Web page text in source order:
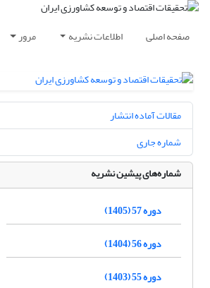
صفحه اصلی اطلاعات نشریه مرور
مقالات آماده انتشار
شماره جاری
شماره‌های پیشین نشریه
دوره 57 (1405)
دوره 56 (1404)
دوره 55 (1403)